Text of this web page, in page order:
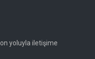
yoluyla iletişime